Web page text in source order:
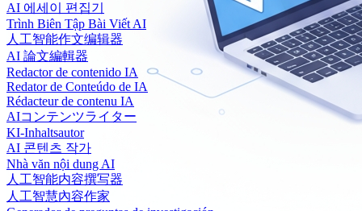
AI 에세이 편집기
Trình Biên Tập Bài Viết AI
人工智能作文编辑器
AI 論文編輯器
Redactor de contenido IA
Redator de Conteúdo de IA
Rédacteur de contenu IA
AIコンテンツライター
KI-Inhaltsautor
AI 콘텐츠 작가
Nhà văn nội dung AI
人工智能内容撰写器
人工智慧內容作家